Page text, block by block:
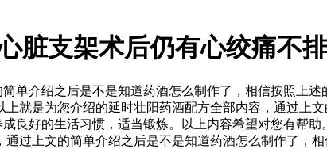
脏支架术后仍有心绞痛不
单介绍之后是不是知道药酒怎么制作了，相信按照上
就是为您介绍的延时壮阳药酒配方全部内容，通过上
良好的生活习惯，适当锻炼。以上内容希望对您有帮助。
过上文的简单介绍之后是不是知道药酒怎么制作了，